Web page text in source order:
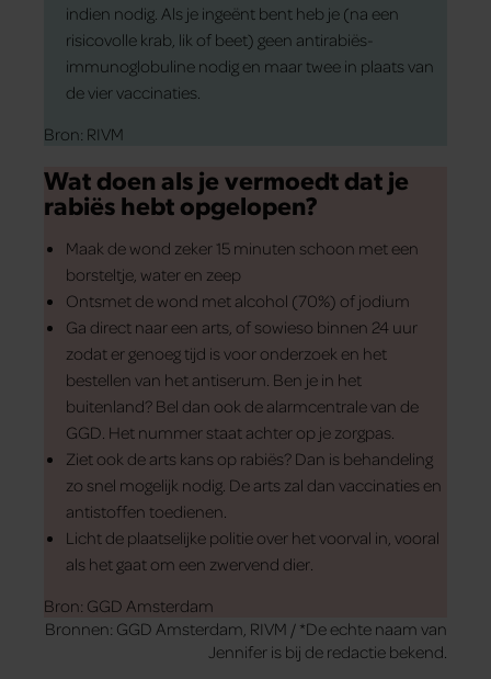
indien nodig. Als je ingeënt bent heb je (na een
risicovolle krab, lik of beet) geen antirabiës-
immunoglobuline nodig en maar twee in plaats van
de vier vaccinaties.
Bron: RIVM
Wat doen als je vermoedt dat je
rabiës hebt opgelopen?
Maak de wond zeker 15 minuten schoon met een
borsteltje, water en zeep
Ontsmet de wond met alcohol (70%) of jodium
Ga direct naar een arts, of sowieso binnen 24 uur
zodat er genoeg tijd is voor onderzoek en het
bestellen van het antiserum. Ben je in het
buitenland? Bel dan ook de alarmcentrale van de
GGD. Het nummer staat achter op je zorgpas.
Ziet ook de arts kans op rabiës? Dan is behandeling
zo snel mogelijk nodig. De arts zal dan vaccinaties en
antistoffen toedienen.
Licht de plaatselijke politie over het voorval in, vooral
als het gaat om een zwervend dier.
Bron: GGD Amsterdam
Bronnen: GGD Amsterdam, RIVM / *De echte naam van
Jennifer is bij de redactie bekend.